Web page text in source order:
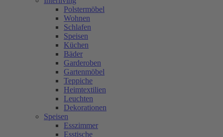
Polstermöbel
Wohnen
Schlafen
Speisen
Küchen
Bäder
Garderoben
Gartenmöbel
Teppiche
Heimtextilien
Leuchten
Dekorationen
Speisen
Esszimmer
Esstische